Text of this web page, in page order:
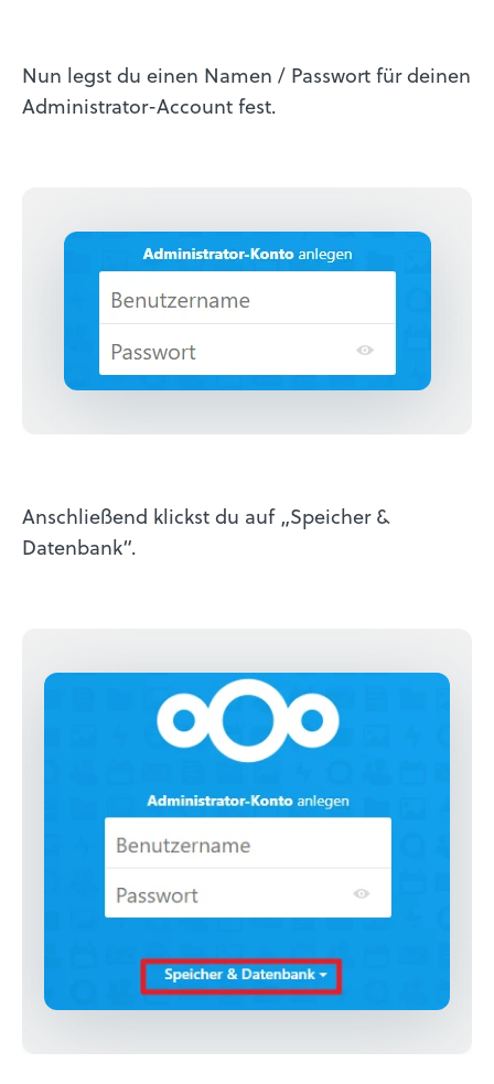
Nun legst du einen Namen / Passwort für deinen
Administrator-Account fest.
Anschließend klickst du auf „Speicher &
Datenbank“.